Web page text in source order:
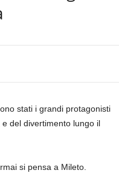
stati i grandi protagonisti
e del divertimento lungo il
si pensa a Mileto.